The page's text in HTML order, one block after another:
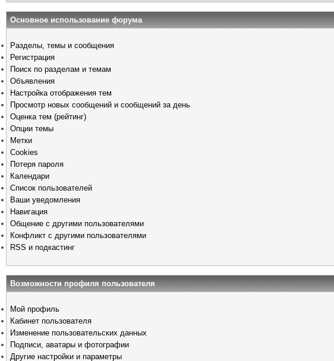
Основное использование форума
Разделы, темы и сообщения
Регистрация
Поиск по разделам и темам
Объявления
Настройка отображения тем
Просмотр новых сообщений и сообщений за день
Оценка тем (рейтинг)
Опции темы
Метки
Cookies
Потеря пароля
Календари
Список пользователей
Ваши уведомления
Навигация
Общение с другими пользователями
Конфликт с другими пользователями
RSS и подкастинг
Возможности профиля пользователя
Мой профиль
Кабинет пользователя
Изменение пользовательских данных
Подписи, аватары и фотографии
Другие настройки и параметры